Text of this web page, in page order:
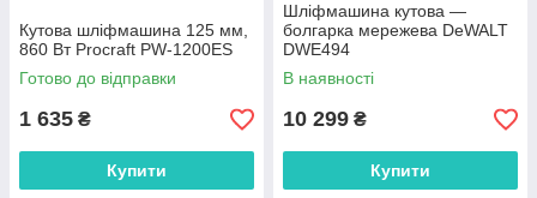
Кутова шліфмашина 125 мм,
860 Вт Procraft PW-1200ES
Готово до відправки
1 635 ₴
Купити
Шліфмашина кутова —
болгарка мережева DeWALT
DWE494
В наявності
10 299 ₴
Купити